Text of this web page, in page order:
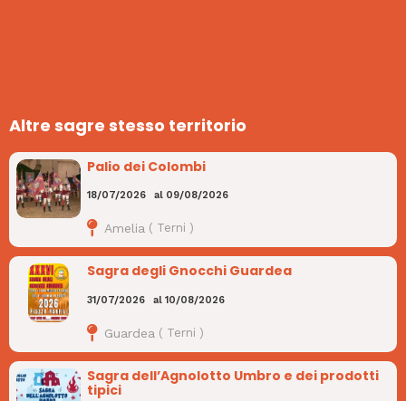
Altre sagre stesso territorio
Palio dei Colombi
18/07/2026 al 09/08/2026
Amelia ( Terni )
Sagra degli Gnocchi Guardea
31/07/2026 al 10/08/2026
Guardea ( Terni )
Sagra dell’Agnolotto Umbro e dei prodotti
tipici